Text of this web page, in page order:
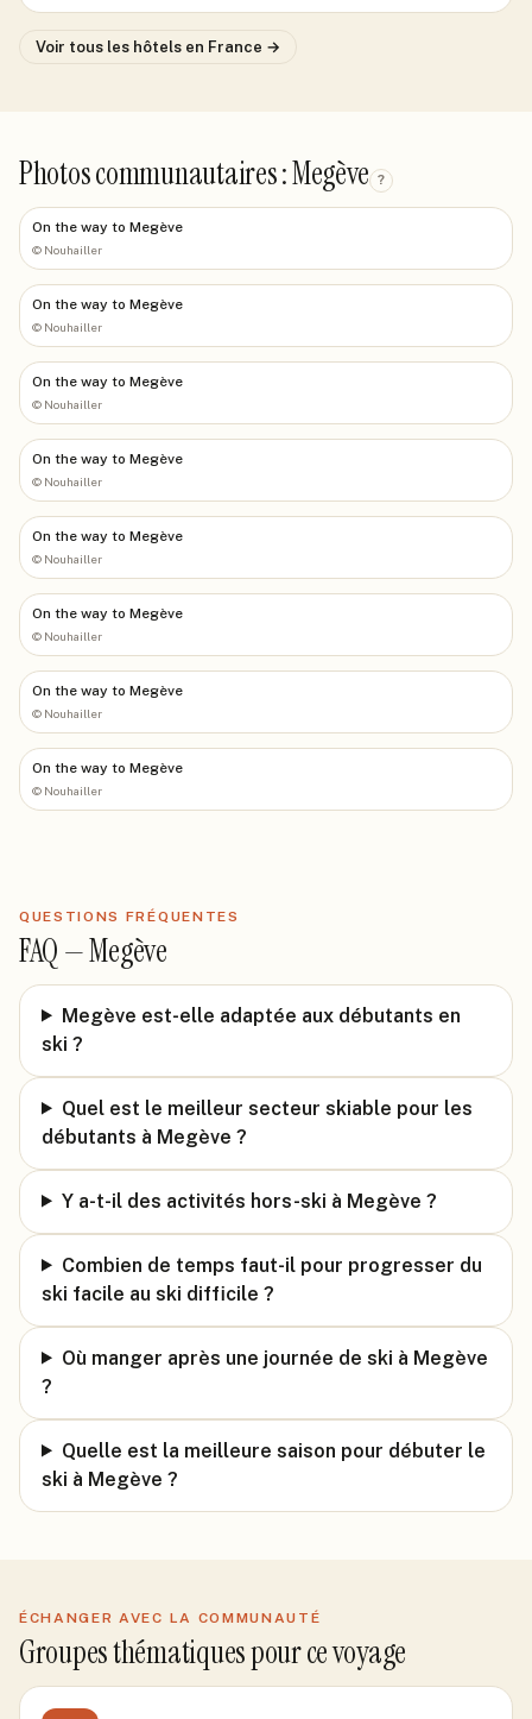
Voir tous les hôtels en France →
Photos communautaires : Megève ?
On the way to Megève
© Nouhailler
On the way to Megève
© Nouhailler
On the way to Megève
© Nouhailler
On the way to Megève
© Nouhailler
On the way to Megève
© Nouhailler
On the way to Megève
© Nouhailler
On the way to Megève
© Nouhailler
On the way to Megève
© Nouhailler
QUESTIONS FRÉQUENTES
FAQ —Megève
Megève est-elle adaptée aux débutants en
ski ?
Quel est le meilleur secteur skiable pour les
débutants à Megève ?
Y a-t-il des activités hors-ski à Megève ?
Combien de temps faut-il pour progresser du
ski facile au ski difficile ?
Où manger après une journée de ski à Megève
?
Quelle est la meilleure saison pour débuter le
ski à Megève ?
ÉCHANGER AVEC LA COMMUNAUTÉ
Groupes thématiques pour ce voyage